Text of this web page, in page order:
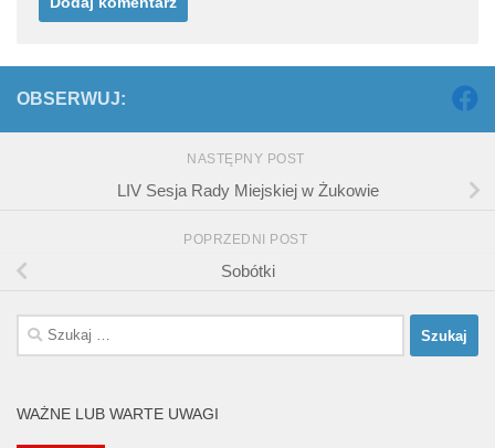
OBSERWUJ:
NASTĘPNY POST
LIV Sesja Rady Miejskiej w Żukowie
POPRZEDNI POST
Sobótki
Szukaj:
WAŻNE LUB WARTE UWAGI